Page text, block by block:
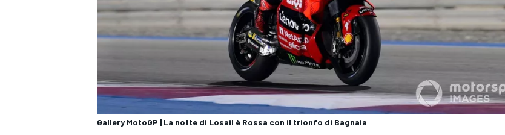
MONOPOSTO
Gallery MotoGP | La notte di Losail è Rossa con il trionfo di Bagnaia